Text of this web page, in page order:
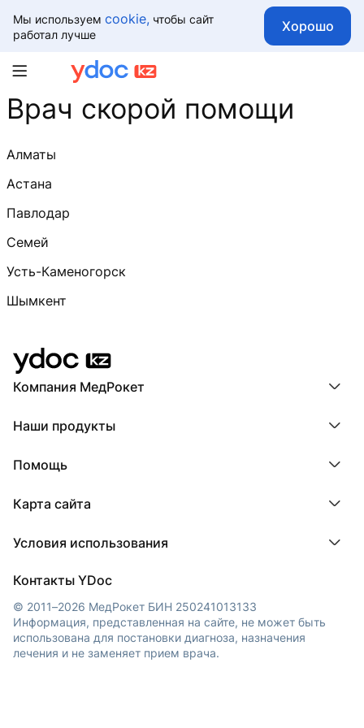
Мы используем cookie, чтобы сайт
работал лучше
Хорошо
Врач скорой помощи
Алматы
Астана
Павлодар
Семей
Усть-Каменогорск
Шымкент
Компания МедРокет
О YDoc
Наши продукты
ПроТаблетки
МедТочка
Помощь
Регистрация врача
Карта сайта
Регионы
Клиники
Условия использования
Обработка персональных данных
Контакты YDoc
© 2011–2026 МедРокет БИН 250241013133
Информация, представленная на сайте, не может быть
использована для постановки диагноза, назначения
лечения и не заменяет прием врача.